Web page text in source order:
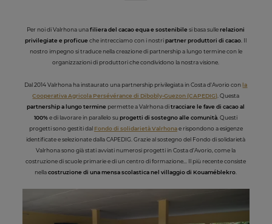
Per noi di Valrhona unafiliera del cacao equa e sostenibilesi basa sullerelazioni
privilegiate e proficueche intrecciamo con i nostripartner produttori di cacao . Il
nostro impegno si traduce nella creazione di partnership a lungo termine con le
organizzazioni di produttori che condividono la nostra visione.
Dal 2014 Valrhona ha instaurato una partnership privilegiata in Costa d'Avorio conla
Cooperativa Agricola Persévérance di Dibobly-Guezon (CAPEDIG) . Questa
partnership a lungo termine permette a Valrhona ditracciare le fave di cacao al
100%e di lavorare in parallelo suprogetti di sostegno alle comunità . Questi
progetti sono gestiti dal Fondo di solidarietà Valrhonae rispondono a esigenze
identificate e selezionate dalla CAPEDIG. Grazie al sostegno del Fondo di solidarietà
Valrhona sono già stati avviati numerosi progetti in Costa d’Avorio, come la
costruzione di scuole primarie e di un centro di formazione… Il più recente consiste
nellacostruzione di una mensa scolastica nel villaggio di Kouaméblekro